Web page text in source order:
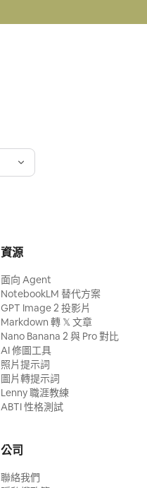
資源
面向 Agent
NotebookLM 替代方案
GPT Image 2 投影片
Markdown 轉 𝕏 文章
Nano Banana 2 與 Pro 對比
AI 修圖工具
照片提示詞
圖片轉提示詞
Lenny 職涯教練
ABTI 性格測試
公司
聯絡我們